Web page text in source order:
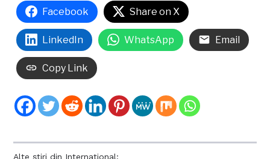
Alte știri din International:
Facebook Share on X
LinkedIn WhatsApp Email
Copy Link